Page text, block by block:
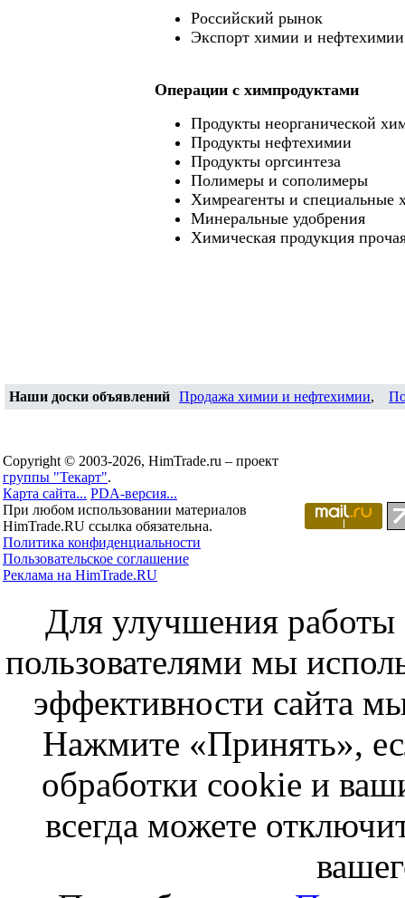
Российский рынок
Экспорт химии и нефтехимии
Операции c химпродуктами
Продукты неорганической
Продукты нефтехимии
Продукты оргсинтеза
Полимеры и сополимеры
Химреагенты и специальные
Минеральные удобрения
Химическая продукция
Наши доски объявлений Продажа химии и нефтехимии,
Copyright © 2003-2026, HimTrade.ru – проект
группы "Текарт".
Карта сайта... PDA-версия...
При любом использовании материалов
HimTrade.RU ссылка обязательна.
Политика конфиденциальности
Пользовательское соглашение
Реклама на HimTrade.RU
Для улучшения работы
пользователями мы
эффективности сайта
Нажмите «Принять»,
обработки cookie и
всегда можете